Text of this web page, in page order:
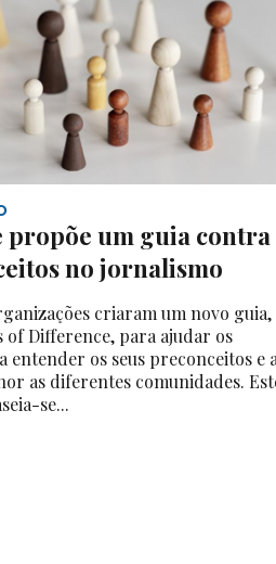
propõe um guia contra
no jornalismo
criaram um novo guia,
of Difference, para ajudar os
entender os seus preconceitos e a
as diferentes comunidades.
se...